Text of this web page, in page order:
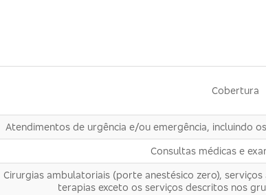
Cobertura
Atendimentos de urgência e/ou emergência, incluindo
Consultas médicas e
Cirurgias ambulatoriais (porte anestésico zero),
terapias exceto os serviços descritos nos